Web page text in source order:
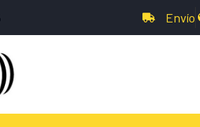
Envío